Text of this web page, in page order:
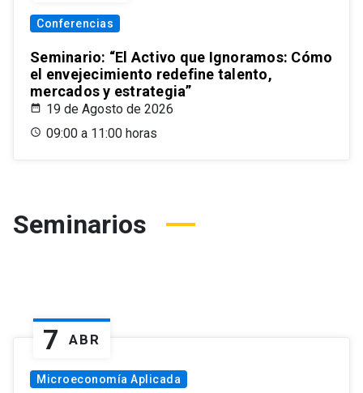
Conferencias
Seminario: “El Activo que Ignoramos: Cómo
el envejecimiento redefine talento,
mercados y estrategia”
19 de Agosto de 2026
09:00 a 11:00 horas
Seminarios
7 ABR
Microeconomía Aplicada